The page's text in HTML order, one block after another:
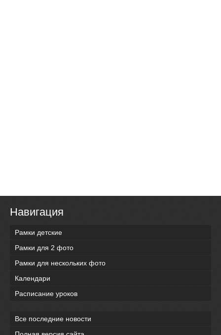
Навигация
Рамки детские
Рамки для 2 фото
Рамки для нескольких фото
Календари
Расписание уроков
Все последние новости